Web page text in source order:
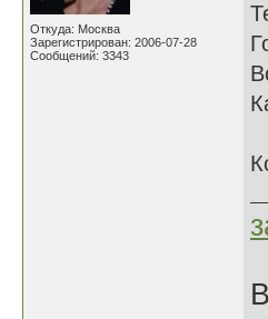
Откуда: Москва
Зарегистрирован: 2006-07-28
Сообщений: 3343